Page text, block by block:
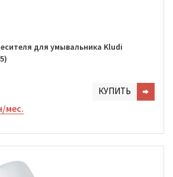
для умывальника Kludi
КУПИТЬ
мес.